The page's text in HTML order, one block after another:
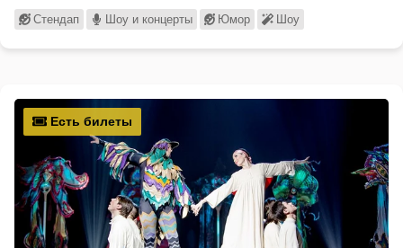
Стендап Шоу и концерты Юмор Шоу
Есть билеты